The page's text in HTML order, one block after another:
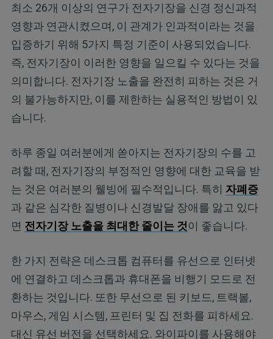
최소 26개 이상의 연구가 전자기장을 신경 정신과적
영향과 연관시켰으며, 이 관계가 인과적이라는 것을
입증하기 위해 5가지 특정 기준이 사용되었습니다.
즉, 전자기장이 이러한 영향을 일으킬 수 있다는 것을
의미합니다. 전자기장 노출을 완전히 피하는 것은 거
의 불가능하지만, 이를 제한하는 실용적인 방법이 있
습니다.
하루 종일 여러분에게 쏟아지는 전자기장의 수를 고
려할 때, 전자기장의 부정적인 영향에 대한 교육을 받
는 것은 여러분의 웰빙에 필수적입니다. 특히 자폐증
과 같은 심각한 질병이나 신경발달 장애를 앓고 있다
면 전자기장 노출을 최대한 줄이는 것이 좋습니다.
한 가지 전략은 데스크톱 컴퓨터를 유선으로 인터넷
에 연결하고 데스크톱과 휴대폰을 비행기 모드로 전
환하는 것입니다. 또한 무선으로 된 키보드, 트랙볼,
마우스, 게임 시스템, 프린터 및 집 전화를 피하세요.
대신 유선 버전을 선택하세요. 와이파이를 사용해야